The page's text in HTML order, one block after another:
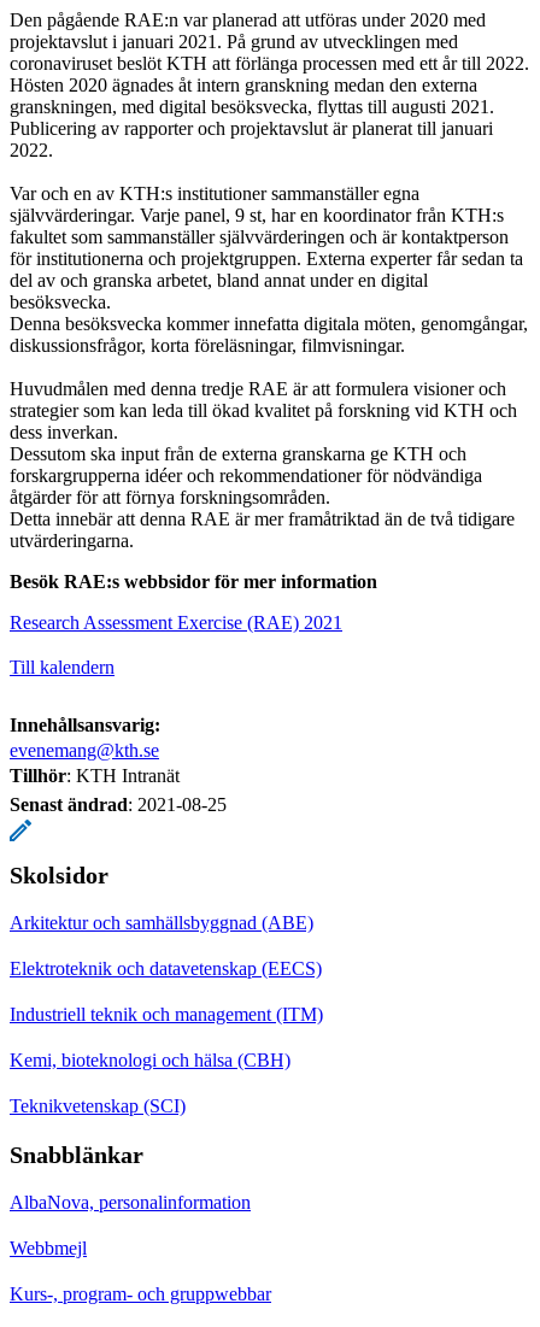
Den pågående RAE:n var planerad att utföras under 2020 med
projektavslut i januari 2021. På grund av utvecklingen med
coronaviruset beslöt KTH att förlänga processen med ett år till 2022.
Hösten 2020 ägnades åt intern granskning medan den externa
granskningen, med digital besöksvecka, flyttas till augusti 2021.
Publicering av rapporter och projektavslut är planerat till januari
2022.
Var och en av KTH:s institutioner sammanställer egna
självvärderingar. Varje panel, 9 st, har en koordinator från KTH:s
fakultet som sammanställer självvärderingen och är kontaktperson
för institutionerna och projektgruppen. Externa experter får sedan ta
del av och granska arbetet, bland annat under en digital
besöksvecka.
Denna besöksvecka kommer innefatta digitala möten, genomgångar,
diskussionsfrågor, korta föreläsningar, filmvisningar.
Huvudmålen med denna tredje RAE är att formulera visioner och
strategier som kan leda till ökad kvalitet på forskning vid KTH och
dess inverkan.
Dessutom ska input från de externa granskarna ge KTH och
forskargrupperna idéer och rekommendationer för nödvändiga
åtgärder för att förnya forskningsområden.
Detta innebär att denna RAE är mer framåtriktad än de två tidigare
utvärderingarna.
Besök RAE:s webbsidor för mer information
Research Assessment Exercise (RAE) 2021
Till kalendern
Innehållsansvarig:
evenemang@kth.se
Tillhör: KTH Intranät
Senast ändrad: 2021-08-25
Skolsidor
Arkitektur och samhällsbyggnad (ABE)
Elektroteknik och datavetenskap (EECS)
Industriell teknik och management (ITM)
Kemi, bioteknologi och hälsa (CBH)
Teknikvetenskap (SCI)
Snabblänkar
AlbaNova, personalinformation
Webbmejl
Kurs-, program- och gruppwebbar